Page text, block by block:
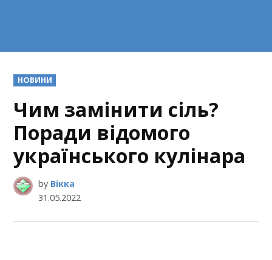
POSTED
IN
НОВИНИ
Чим замінити сіль?
Поради відомого
українського кулінара
by Вікка
31.05.2022